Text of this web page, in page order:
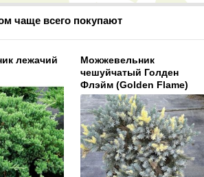
чаще всего покупают
лежачий
Можжевельник
чешуйчатый Голден
Флэйм (Golden Flame)